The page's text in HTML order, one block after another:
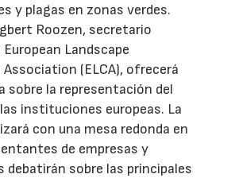
y plagas en zonas verdes.
Roozen, secretario
Landscape
(ELCA), ofrecerá
sobre la representación del
instituciones europeas. La
con una mesa redonda en
de empresas y
debatirán sobre las principales